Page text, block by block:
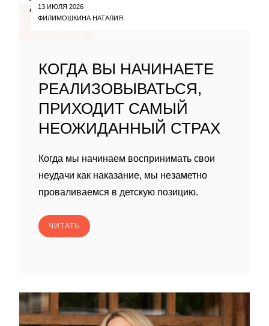
13 ИЮЛЯ 2026
ФИЛИМОШКИНА НАТАЛИЯ
КОГДА ВЫ НАЧИНАЕТЕ
РЕАЛИЗОВЫВАТЬСЯ,
ПРИХОДИТ САМЫЙ
НЕОЖИДАННЫЙ СТРАХ
Когда мы начинаем воспринимать свои
неудачи как наказание, мы незаметно
проваливаемся в детскую позицию.
ЧИТАТЬ